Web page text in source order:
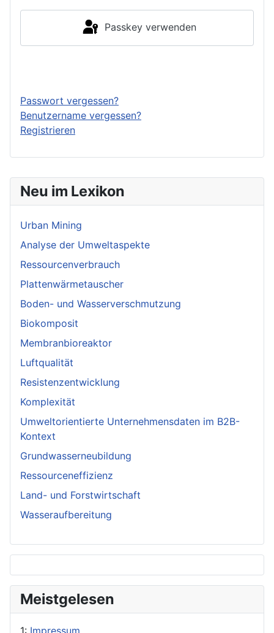
Neu im Lexikon
Urban Mining
Analyse der Umweltaspekte
Ressourcenverbrauch
Plattenwärmetauscher
Boden- und Wasserverschmutzung
Biokomposit
Membranbioreaktor
Luftqualität
Resistenzentwicklung
Komplexität
Umweltorientierte Unternehmensdaten im B2B-
Kontext
Grundwasserneubildung
Ressourceneffizienz
Land- und Forstwirtschaft
Wasseraufbereitung
Meistgelesen
Passkey verwenden
Passwort vergessen?
Benutzername vergessen?
Registrieren